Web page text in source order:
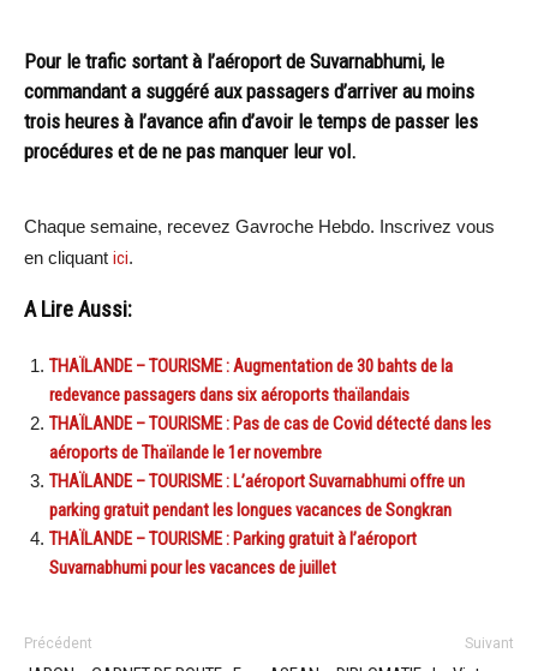
Pour le trafic sortant à l’aéroport de Suvarnabhumi, le
commandant a suggéré aux passagers d’arriver au moins
trois heures à l’avance afin d’avoir le temps de passer les
procédures et de ne pas manquer leur vol.
Chaque semaine, recevez Gavroche Hebdo. Inscrivez vous
en cliquant ici.
A Lire Aussi:
THAÏLANDE – TOURISME : Augmentation de 30 bahts de la
redevance passagers dans six aéroports thaïlandais
THAÏLANDE – TOURISME : Pas de cas de Covid détecté dans les
aéroports de Thaïlande le 1er novembre
THAÏLANDE – TOURISME : L’aéroport Suvarnabhumi offre un
parking gratuit pendant les longues vacances de Songkran
THAÏLANDE – TOURISME : Parking gratuit à l’aéroport
Suvarnabhumi pour les vacances de juillet
Précédent Suivant